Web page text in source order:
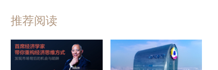
推荐阅读